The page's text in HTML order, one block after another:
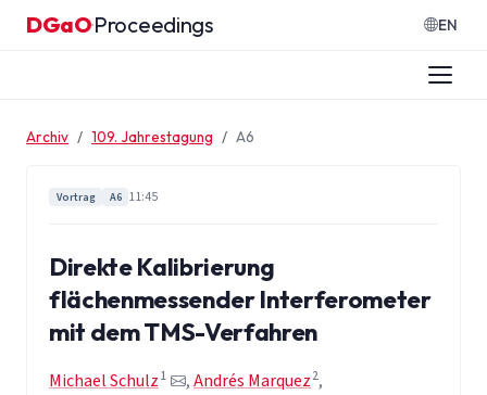
Zum Inhalt springen
DGaO·Proceedings EN
Archiv 109. Jahrestagung A6
Vortrag A6 11:45
Direkte Kalibrierung
flächenmessender Interferometer
mit dem TMS-Verfahren
Michael Schulz 1 ,Andrés Marquez 2,